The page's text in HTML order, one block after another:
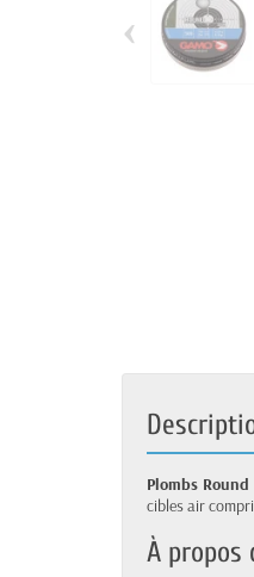
‹
Plombs
cibles air
À propos